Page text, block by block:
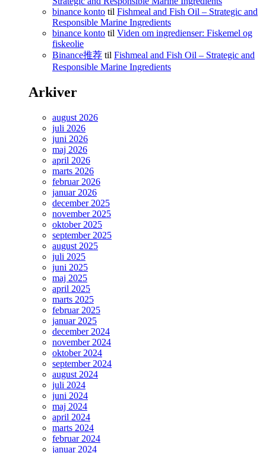
binance konto til Fishmeal and Fish Oil – Strategic and
Responsible Marine Ingredients
binance konto til Viden om ingredienser: Fiskemel og
fiskeolie
Binance推荐 til Fishmeal and Fish Oil – Strategic and
Responsible Marine Ingredients
Arkiver
august 2026
juli 2026
juni 2026
maj 2026
april 2026
marts 2026
februar 2026
januar 2026
december 2025
november 2025
oktober 2025
september 2025
august 2025
juli 2025
juni 2025
maj 2025
april 2025
marts 2025
februar 2025
januar 2025
december 2024
november 2024
oktober 2024
september 2024
august 2024
juli 2024
juni 2024
maj 2024
april 2024
marts 2024
februar 2024
januar 2024